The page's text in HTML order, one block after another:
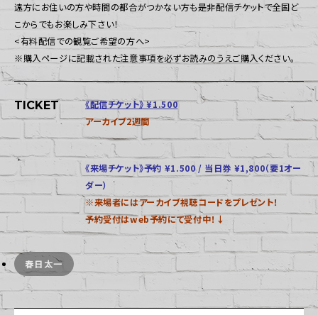
遠方にお住いの方や時間の都合がつかない方も是非配信チケットで全国ど
こからでもお楽しみ下さい！
<有料配信での観覧ご希望の方へ>
※購入ページに記載された注意事項を必ずお読みのうえご購入ください。
TICKET
《配信チケット》 ¥1.500
アーカイブ2週間
《来場チケット》予約 ¥1.500 / 当日券 ¥1,800（要1オー
ダー）
※来場者にはアーカイブ視聴コードをプレゼント！
予約受付はweb予約にて受付中！↓
春日太一